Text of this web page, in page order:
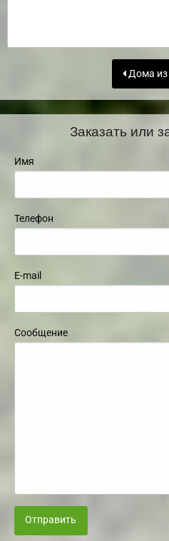
Дома из
Заказать или
Имя
Телефон
E-mail
Сообщение
Отправить